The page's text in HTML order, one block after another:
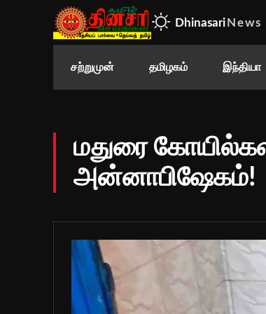
Dhinasari News
சற்றுமுன் தமிழகம் இந்தியா
மதுரை
அன்னாபிஷேகம்!